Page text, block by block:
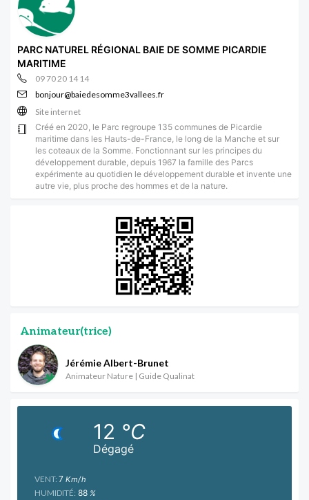
PARC NATUREL RÉGIONAL BAIE DE SOMME PICARDIE
MARITIME
09 70 20 14 14
bonjour@baiedesomme3vallees.fr
Site internet
Créé en 2020, le Parc regroupe 135 communes de Picardie
maritime dans les Hauts-de-France, le long de la Manche et sur
les coteaux de la Somme. Fonctionnant sur les principes du
développement durable, depuis 1967 la famille des Parcs
expérimente au quotidien le développement durable et invente une
autre vie, plus proche des hommes et de la nature.
Animateur(trice)
Jérémie Albert-Brunet
Animateur Nature | Guide Qualinat
Dégagé
12 °C
VENT: 7 Km/h
HUMIDITÉ: 88 %